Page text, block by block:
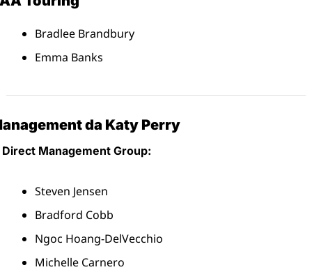
Bradlee Brandbury
Emma Banks
da Katy Perry
Direct Management Group:
Steven Jensen
Bradford Cobb
Ngoc Hoang-DelVecchio
Michelle Carnero